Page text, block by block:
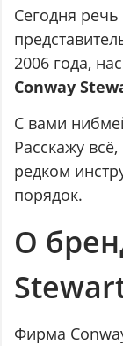
Сегодня
2006 года,
Conway
С вами
Расскажу
редком
порядок.
О
Фирма